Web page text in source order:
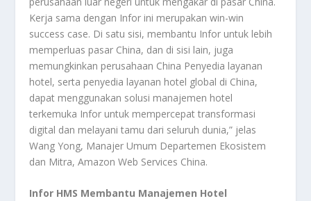
Kerja sama dengan Infor ini merupakan win-win
success case. Di satu sisi, membantu Infor untuk lebih
memperluas pasar China, dan di sisi lain, juga
memungkinkan perusahaan China Penyedia layanan
hotel, serta penyedia layanan hotel global di China,
dapat menggunakan solusi manajemen hotel
terkemuka Infor untuk mempercepat transformasi
digital dan melayani tamu dari seluruh dunia,” jelas
Wang Yong, Manajer Umum Departemen Ekosistem
dan Mitra, Amazon Web Services China.
Infor HMS Membantu Manajemen Hotel